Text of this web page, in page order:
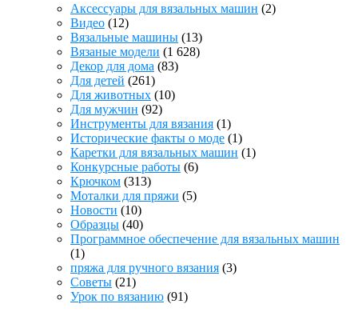
Аксессуары для вязальных машин (2)
Видео (12)
Вязальные машины (13)
Вязаные модели (1 628)
Декор для дома (83)
Для детей (261)
Для животных (10)
Для мужчин (92)
Инструменты для вязания (1)
Исторические факты о моде (1)
Каретки для вязальных машин (1)
Конкурсные работы (6)
Крючком (313)
Моталки для пряжи (5)
Новости (10)
Образцы (40)
Программное обеспечение для вязальных машин
(1)
пряжа для ручного вязания (3)
Советы (21)
Урок по вязанию (91)